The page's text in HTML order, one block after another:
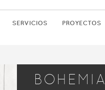
SERVICIOS PROYECTOS